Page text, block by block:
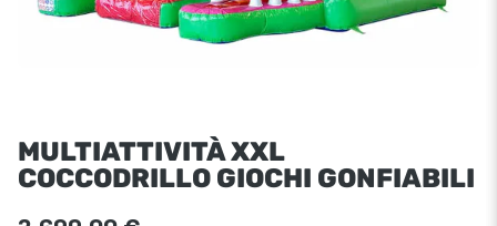
MULTIATTIVITÀ XXL
COCCODRILLO GIOCHI GONFIABILI